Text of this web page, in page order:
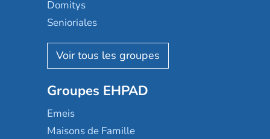
Domitys
Senioriales
Nohée
Les Résidentiels
Mobicap
Domusvi
Happy Senior
Groupes EHPAD
Emeis
Maisons de Famille